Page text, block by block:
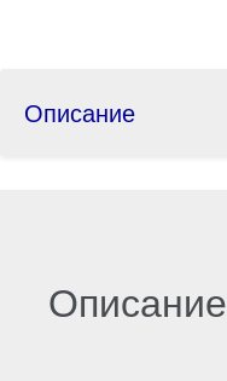
Описание
Описание